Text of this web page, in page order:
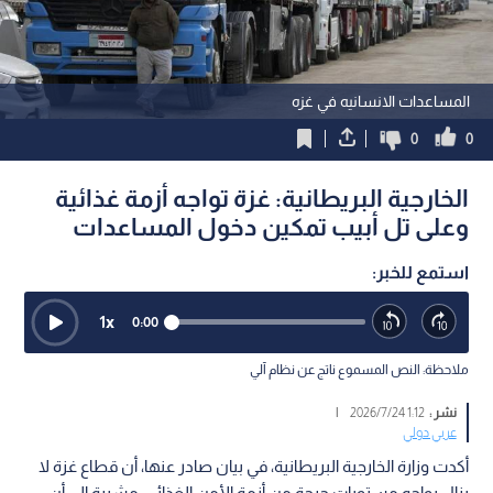
المساعدات الانسانيه في غزه
0
0
الخارجية البريطانية: غزة تواجه أزمة غذائية
وعلى تل أبيب تمكين دخول المساعدات
استمع للخبر:
0:00
1x
ملاحظة: النص المسموع ناتج عن نظام آلي
نشر :1:12 2026/7/24
|
عربي دولي
أكدت وزارة الخارجية البريطانية، في بيان صادر عنها، أن قطاع غزة لا